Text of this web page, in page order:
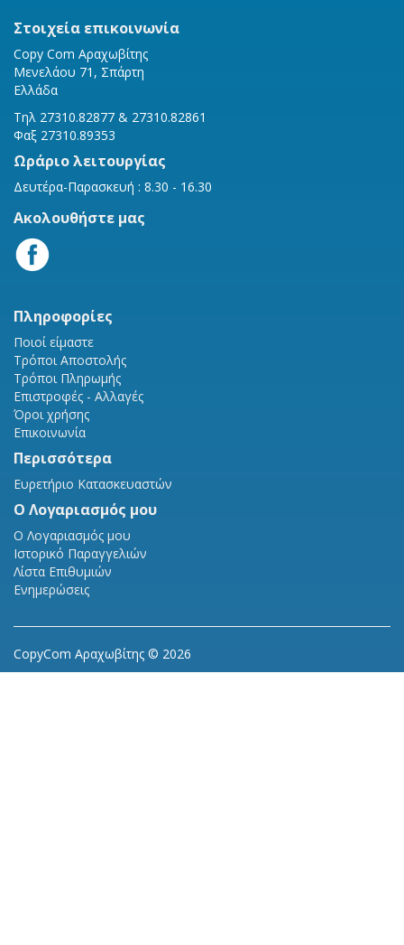
Στοιχεία επικοινωνία
Copy Com Αραχωβίτης
Μενελάου 71, Σπάρτη
Ελλάδα
Τηλ 27310.82877 & 27310.82861
Φαξ 27310.89353
Ωράριο λειτουργίας
Δευτέρα-Παρασκευή : 8.30 - 16.30
Ακολουθήστε μας
Πληροφορίες
Ποιοί είμαστε
Τρόποι Αποστολής
Τρόποι Πληρωμής
Επιστροφές - Αλλαγές
Όροι χρήσης
Επικοινωνία
Περισσότερα
Ευρετήριο Κατασκευαστών
Ο Λογαριασμός μου
Ο Λογαριασμός μου
Ιστορικό Παραγγελιών
Λίστα Επιθυμιών
Ενημερώσεις
CopyCom Αραχωβίτης © 2026